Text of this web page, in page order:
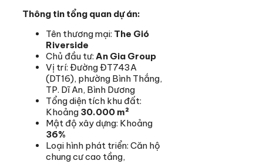
Thông tin tổng quan dự án:
Tên thương mại: The Gió
Riverside
Chủ đầu tư: An Gia Group
Vị trí: Đường ĐT743A
(DT16), phường Bình Thắng,
TP. Dĩ An, Bình Dương
Tổng diện tích khu đất:
Khoảng 30.000 m²
Mật độ xây dựng: Khoảng
36%
Loại hình phát triển: Căn hộ
chung cư cao tầng,